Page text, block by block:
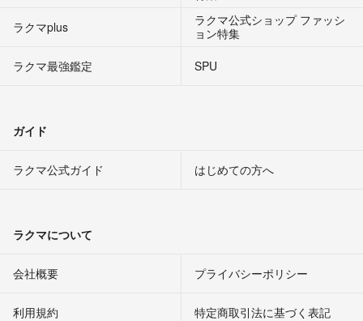
ラクマplus
ラクマ公式ショップ ファッシ
ョン特集
ラクマ最強鑑定
SPU
ガイド
ラクマ公式ガイド はじめての方へ
ラクマについて
会社概要 プライバシーポリシー
利用規約 特定商取引法に基づく表記